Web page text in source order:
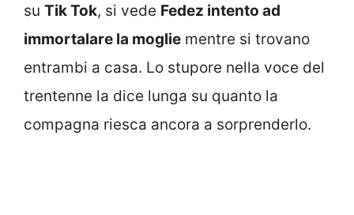
su Tik Tok, si vede Fedez intento ad
immortalare la moglie mentre si trovano
entrambi a casa. Lo stupore nella voce del
trentenne la dice lunga su quanto la
compagna riesca ancora a sorprenderlo.